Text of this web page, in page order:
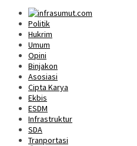
Politik
Hukrim
Umum
Opini
Binjakon
Asosiasi
Cipta Karya
Ekbis
ESDM
Infrastruktur
SDA
Tranportasi